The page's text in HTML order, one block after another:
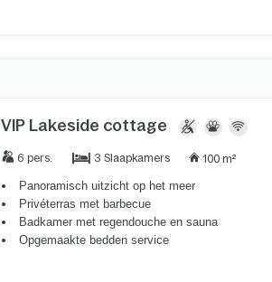
VIP Lakeside cottage
6 pers. 3 Slaapkamers 100 m²
Panoramisch uitzicht op het meer
Privéterras met barbecue
Badkamer met regendouche en sauna
Opgemaakte bedden service